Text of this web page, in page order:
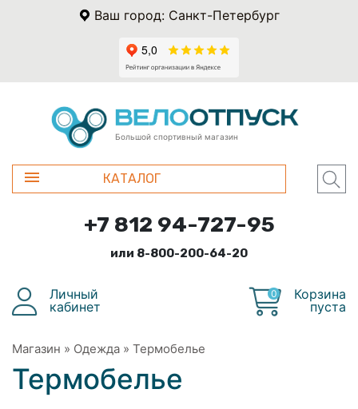
Ваш город: Санкт-Петербург
Большой спортивный магазин
КАТАЛОГ
+7 812 94-727-95
или 8-800-200-64-20
Личный
кабинет
0
Корзина
пуста
Магазин » Одежда » Термобелье
Термобелье